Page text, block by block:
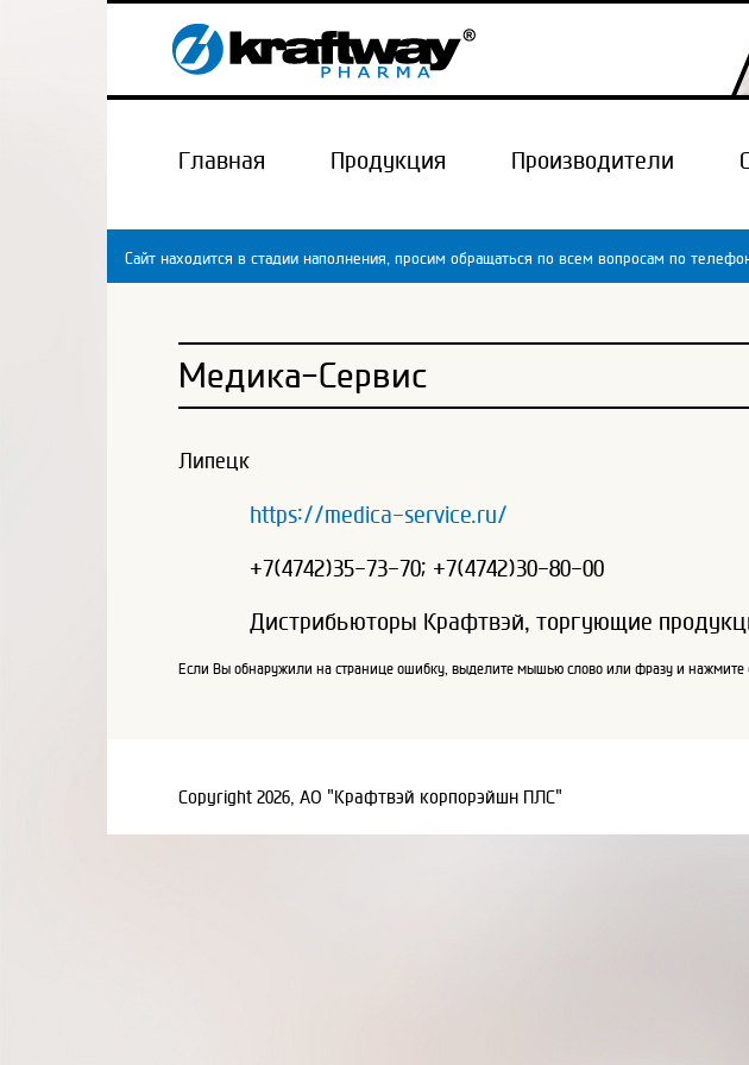
Главная Продукция Производители
Сайт находится в стадии наполнения, просим обращаться по всем вопросам по
Медика-Сервис
Липецк
https://medica-service.ru/
+7(4742)35-73-70; +7(4742)30-80-00
Дистрибьюторы Крафтвэй, торгующие
Если Вы обнаружили на странице ошибку, выделите мышью слово или фразу и нажмите
Copyright 2026, АО "Крафтвэй корпорэйшн ПЛС"